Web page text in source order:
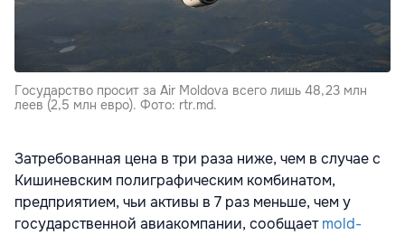
Государство просит за Air Moldova всего лишь 48,23 млн
леев (2,5 млн евро). Фото: rtr.md.
Затребованная цена в три раза ниже, чем в случае с
Кишиневским полиграфическим комбинатом,
предприятием, чьи активы в 7 раз меньше, чем у
государственной авиакомпании, сообщаетmold-